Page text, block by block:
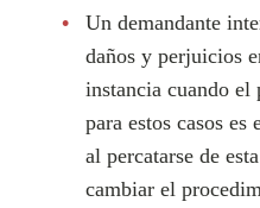
Un demandante
daños y perjuicios
instancia cuando el
para estos casos
al percatarse de
cambiar el